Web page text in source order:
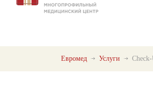
Евромед Услуги